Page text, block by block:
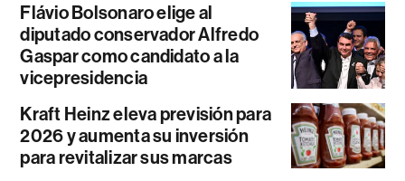
Flávio Bolsonaro elige al
diputado conservador Alfredo
Gaspar como candidato a la
vicepresidencia
Kraft Heinz eleva previsión para
2026 y aumenta su inversión
para revitalizar sus marcas